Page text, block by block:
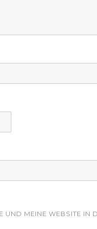
UND MEINE WEBSITE IN